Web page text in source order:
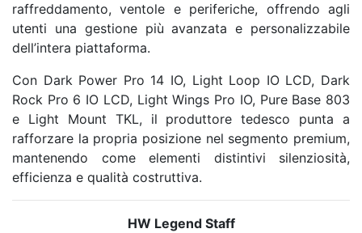
raffreddamento, ventole e periferiche, offrendo agli
utenti una gestione più avanzata e personalizzabile
dell’intera piattaforma.
Con Dark Power Pro 14 IO, Light Loop IO LCD, Dark
Rock Pro 6 IO LCD, Light Wings Pro IO, Pure Base 803
e Light Mount TKL, il produttore tedesco punta a
rafforzare la propria posizione nel segmento premium,
mantenendo come elementi distintivi silenziosità,
efficienza e qualità costruttiva.
HW Legend Staff